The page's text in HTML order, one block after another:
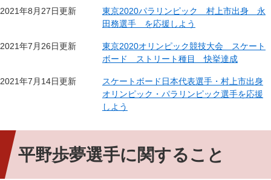
2021年8月27日更新
東京2020パラリンピック 村上市出身 永
田務選手 を応援しよう
2021年7月26日更新
東京2020オリンピック競技大会 スケート
ボード ストリート種目 快挙達成
2021年7月14日更新
スケートボード日本代表選手・村上市出身
オリンピック・パラリンピック選手を応援
しよう
平野歩夢選手に関すること